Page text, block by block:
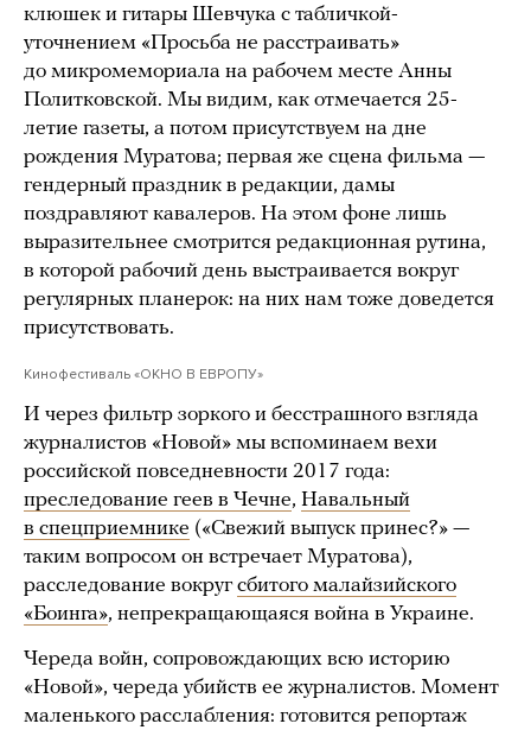
клюшек и гитары Шевчука с табличкой-
уточнением «Просьба не расстраивать»
до микромемориала на рабочем месте Анны
Политковской. Мы видим, как отмечается 25-
летие газеты, а потом присутствуем на дне
рождения Муратова; первая же сцена фильма —
гендерный праздник в редакции, дамы
поздравляют кавалеров. На этом фоне лишь
выразительнее смотрится редакционная рутина,
в которой рабочий день выстраивается вокруг
регулярных планерок: на них нам тоже доведется
присутствовать.
Кинофестиваль «ОКНО В ЕВРОПУ»
И через фильтр зоркого и бесстрашного взгляда
журналистов «Новой» мы вспоминаем вехи
российской повседневности 2017 года:
преследование геев в Чечне, Навальный
в спецприемнике («Свежий выпуск принес?» —
таким вопросом он встречает Муратова),
расследование вокругсбитого малайзийского
«Боинга», непрекращающаяся война в Украине.
Череда войн, сопровождающих всю историю
«Новой», череда убийств ее журналистов. Момент
маленького расслабления: готовится репортаж